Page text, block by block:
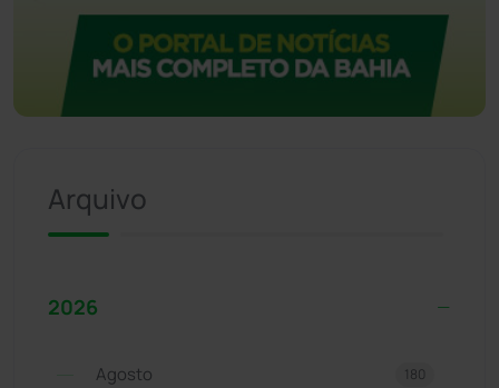
Arquivo
2026
Agosto 180